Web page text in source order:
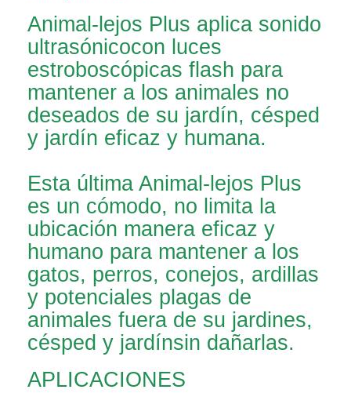
Animal-lejos Plus aplica sonido
ultrasónicocon luces
estroboscópicas flash para
mantener a los animales no
deseados de su jardín, césped
y jardín eficaz y humana.
Esta última Animal-lejos Plus
es un cómodo, no limita la
ubicación manera eficaz y
humano para mantener a los
gatos, perros, conejos, ardillas
y potenciales plagas de
animales fuera de su jardines,
césped y jardínsin dañarlas.
APLICACIONES